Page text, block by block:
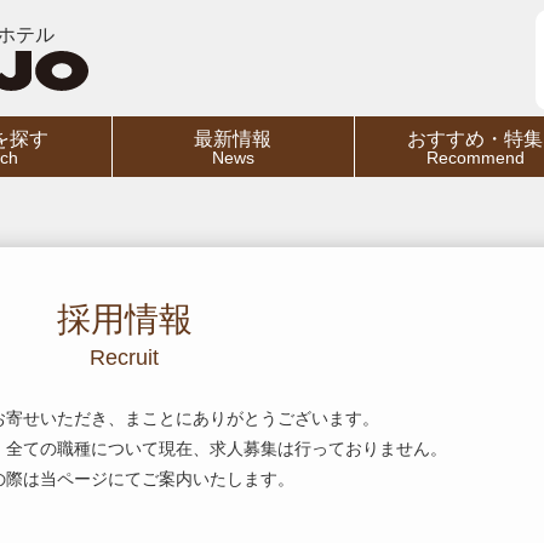
テル
探す 最新情報
News
おすすめ・特集
Recommend
採用情報
Recruit
せいただき、まことにありがとうございます。
ての職種について現在、求人募集は行っておりません。
際は当ページにてご案内いたします。